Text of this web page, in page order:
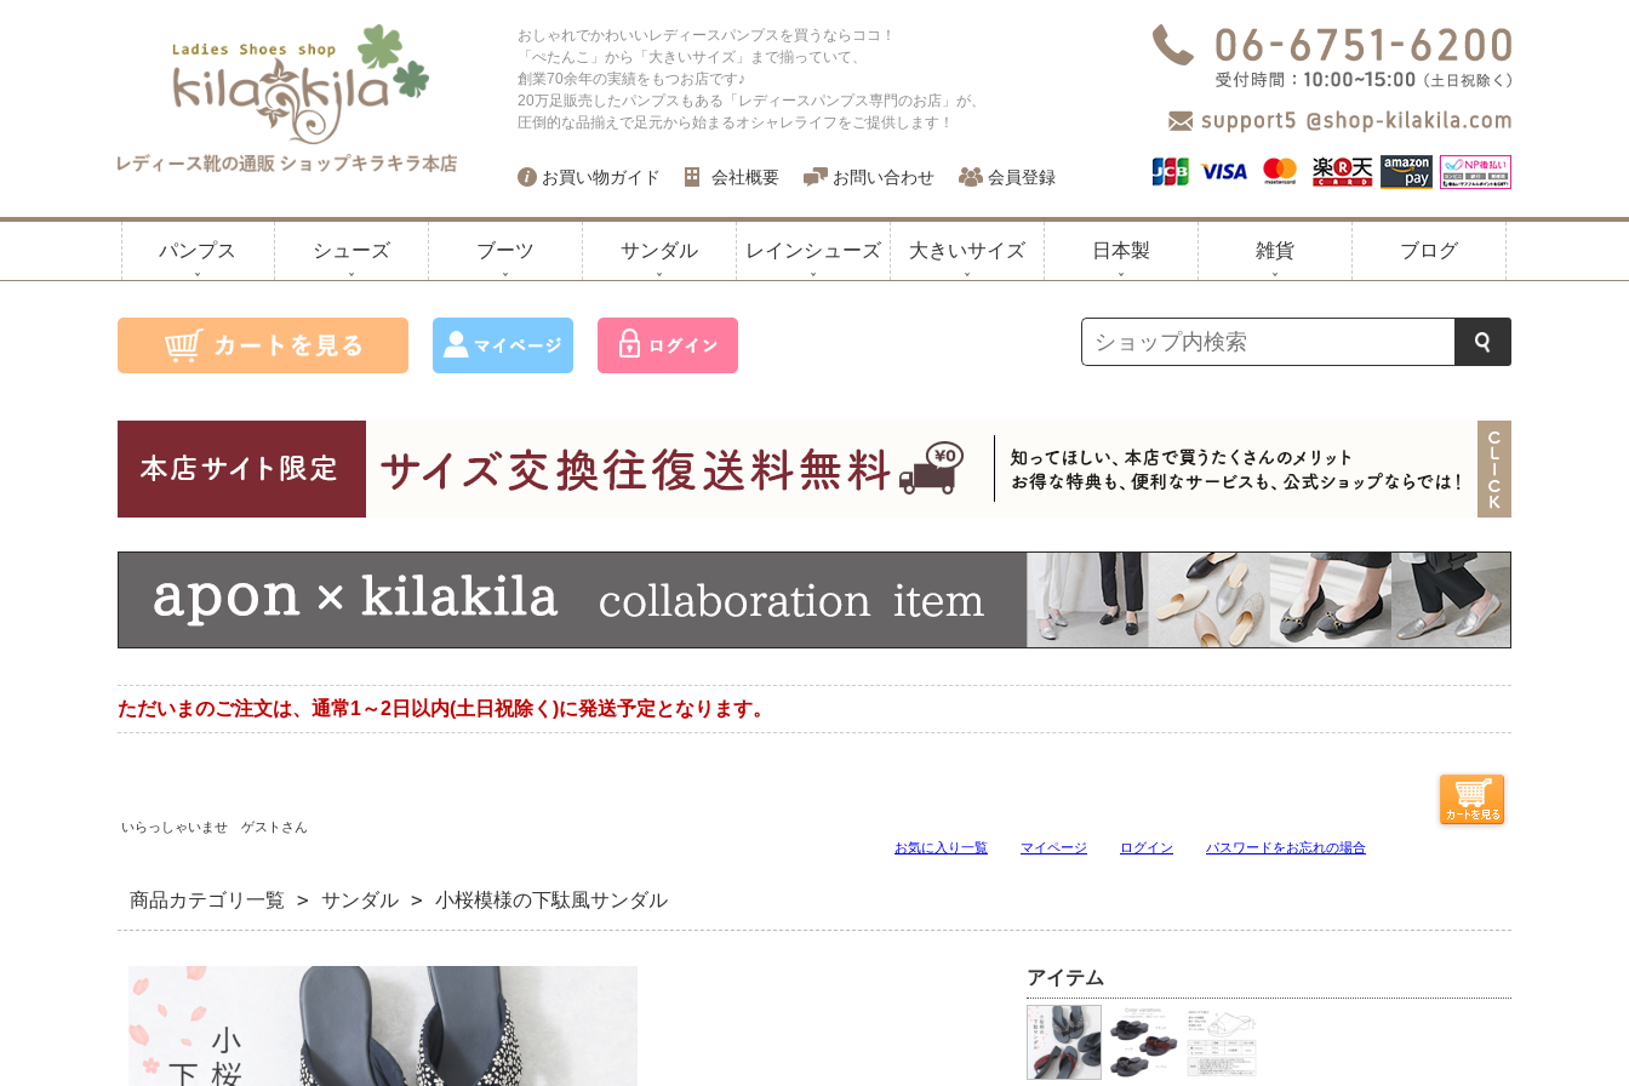
おしゃれでかわいいレディースパンプスを買うならココ！
「ぺたんこ」から「大きいサイズ」まで揃っていて、
創業70余年の実績をもつお店です♪
20万足販売したパンプスもある「レディースパンプス専門のお店」が、
圧倒的な品揃えで足元から始まるオシャレライフをご提供します！
お買い物ガイド 会社概要 お問い合わせ 会員登録
パンプス シューズ ブーツ サンダル レインシューズ 大きいサイズ 日本製 雑貨 ブログ
ただいまのご注文は、通常1～2日以内(土日祝除く)に発送予定となります。
いらっしゃいませ ゲストさん
お気に入り一覧
マイページ ログイン パスワードをお忘れの場合
商品カテゴリ一覧 > サンダル > 小桜模様の下駄風サンダル
アイテム